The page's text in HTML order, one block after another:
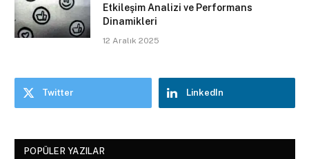
Etkileşim Analizi ve Performans
Dinamikleri
12 Aralık 2025
Twitter LinkedIn
POPÜLER YAZILAR